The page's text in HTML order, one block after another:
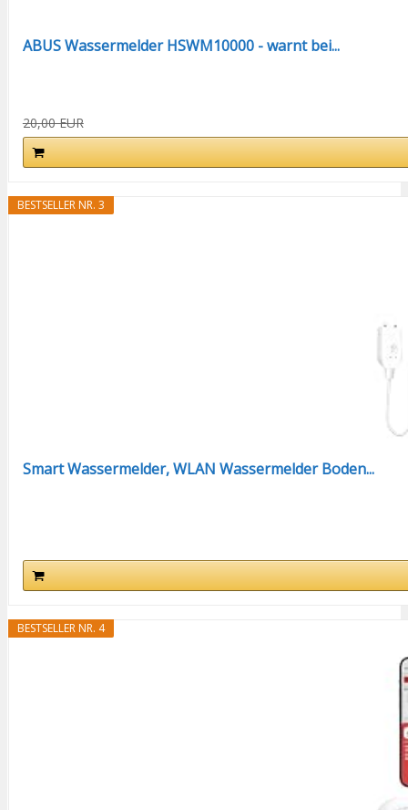
ABUS Wassermelder HSWM10000 - warnt bei...
20,00 EUR
BESTSELLER NR. 3
Smart Wassermelder, WLAN Wassermelder Boden...
BESTSELLER NR. 4